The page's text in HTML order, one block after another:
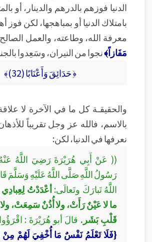
الدنيا فوزهم بالدرهم والدينار، أو
بامتلاك الدنيا أو بمباهجها، لكن فوز
معرفة الله، وطاعته، والعمل
مَفَازاً﴾نجوا من النيران، وسَعِدوا
﴿ حَدَائِقَ وَأَعْنَابًا (32)﴾
والحقيقـة كل ما في الآخرة لا علاقة
بالاسم، فالله عز وجل تقريباً
نعرفها في الدنيا، لكن:
(( عَنْ أَبِي هُرَيْرَةَ رَضِيَ اللَّهُ
رَسُولُ اللَّهِ صَلَّى اللَّهُ عَلَيْهِ وَسَلَّمَ
اللَّهُ تَبارَكَ وتَعالَى:أعْدَدْتُ لِعِبادِي
ما لا عَيْنٌ رَأَتْ، ولا أُذُنٌ سَمِعَتْ،
قَلْبِ بَشَر. قالَ أبو هُرَيْرَةَ :
{فَلَا تَعْلَمُ نَفْسٌ مَا أُخْفِيَ لَهُمْ